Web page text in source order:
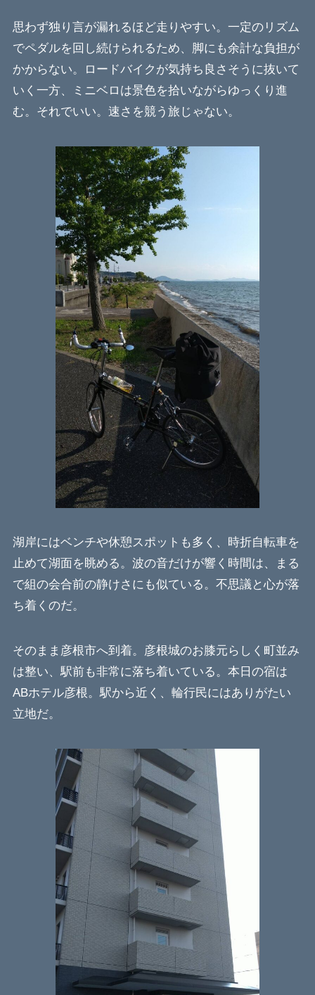
思わず独り言が漏れるほど走りやすい。一定のリズム
でペダルを回し続けられるため、脚にも余計な負担が
かからない。ロードバイクが気持ち良さそうに抜いて
いく一方、ミニベロは景色を拾いながらゆっくり進
む。それでいい。速さを競う旅じゃない。
湖岸にはベンチや休憩スポットも多く、時折自転車を
止めて湖面を眺める。波の音だけが響く時間は、まる
で組の会合前の静けさにも似ている。不思議と心が落
ち着くのだ。
そのまま彦根市へ到着。彦根城のお膝元らしく町並み
は整い、駅前も非常に落ち着いている。本日の宿は
ABホテル彦根。駅から近く、輪行民にはありがたい
立地だ。